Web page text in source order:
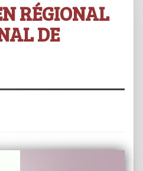
RÉGIONAL
DE